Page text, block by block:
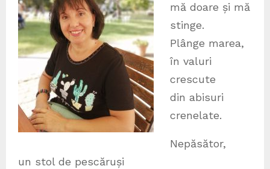
mă doare și mă
stinge.
Plânge marea,
în valuri
crescute
din abisuri
crenelate.
Nepăsător,
un stol de pescăruși